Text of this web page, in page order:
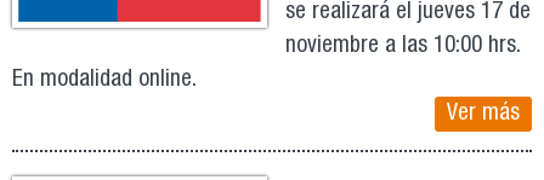
se realizará el jueves 17 de
noviembre a las 10:00 hrs.
En modalidad online.
Ver más